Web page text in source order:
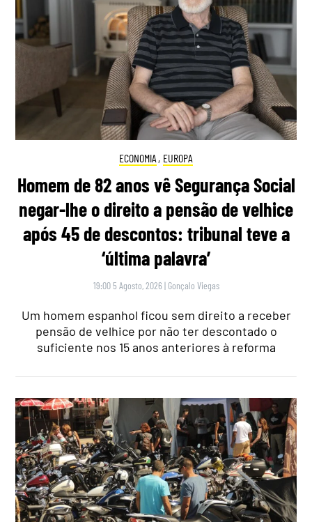
ECONOMIA , EUROPA
Homem de 82 anos vê Segurança Social
negar-lhe o direito a pensão de velhice
após 45 de descontos: tribunal teve a
‘última palavra’
19:00 5 Agosto, 2026 | Gonçalo Viegas
Um homem espanhol ficou sem direito a receber
pensão de velhice por não ter descontado o
suficiente nos 15 anos anteriores à reforma